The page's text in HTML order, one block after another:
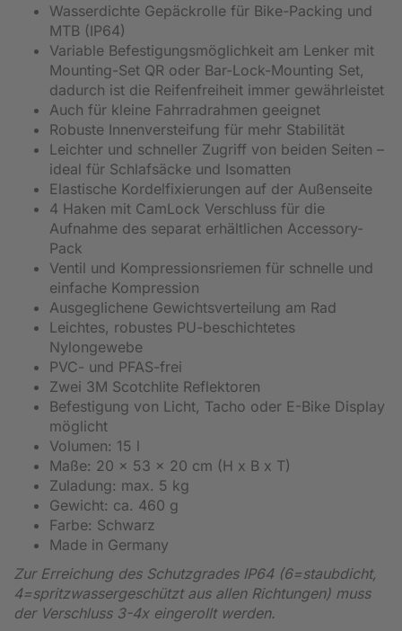
Wasserdichte Gepäckrolle für Bike-Packing und
MTB (IP64)
Variable Befestigungsmöglichkeit am Lenker mit
Mounting-Set QR oder Bar-Lock-Mounting Set,
dadurch ist die Reifenfreiheit immer gewährleistet
Auch für kleine Fahrradrahmen geeignet
Robuste Innenversteifung für mehr Stabilität
Leichter und schneller Zugriff von beiden Seiten –
ideal für Schlafsäcke und Isomatten
Elastische Kordelfixierungen auf der Außenseite
4 Haken mit CamLock Verschluss für die
Aufnahme des separat erhältlichen Accessory-
Pack
Ventil und Kompressionsriemen für schnelle und
einfache Kompression
Ausgeglichene Gewichtsverteilung am Rad
Leichtes, robustes PU-beschichtetes
Nylongewebe
PVC- und PFAS-frei
Zwei 3M Scotchlite Reflektoren
Befestigung von Licht, Tacho oder E-Bike Display
möglicht
Volumen: 15 l
Maße: 20 x 53 x 20 cm (H x B x T)
Zuladung: max. 5 kg
Gewicht: ca. 460 g
Farbe: Schwarz
Made in Germany
Zur Erreichung des Schutzgrades IP64 (6=staubdicht,
4=spritzwassergeschützt aus allen Richtungen) muss
der Verschluss 3-4x eingerollt werden.